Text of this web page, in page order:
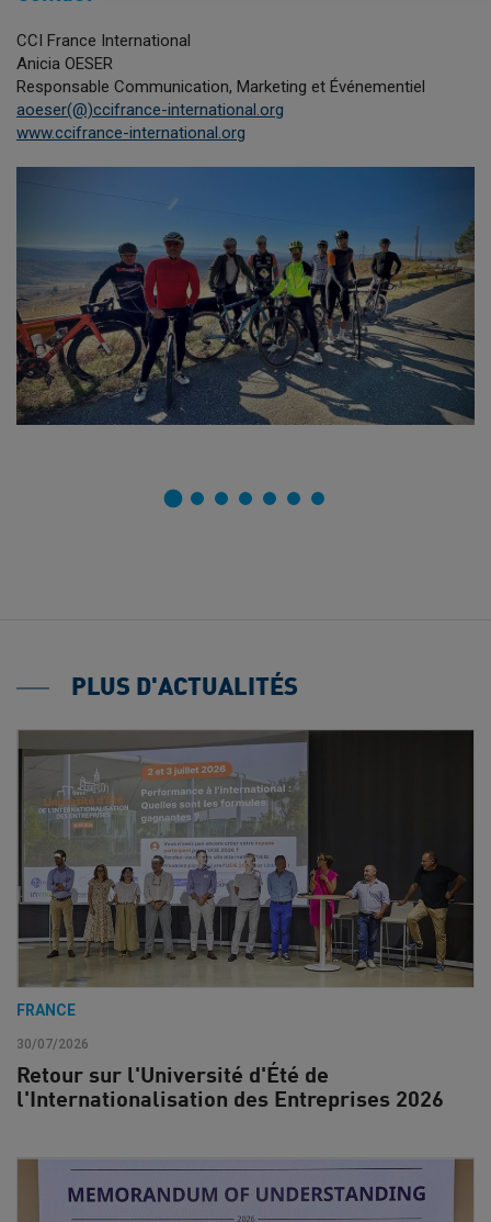
CCI France International
Anicia OESER
Responsable Communication, Marketing et Événementiel
aoeser(@)ccifrance-international.org
www.ccifrance-international.org
PLUS D'ACTUALITÉS
FRANCE
30/07/2026
Retour sur l'Université d'Été de
l'Internationalisation des Entreprises 2026